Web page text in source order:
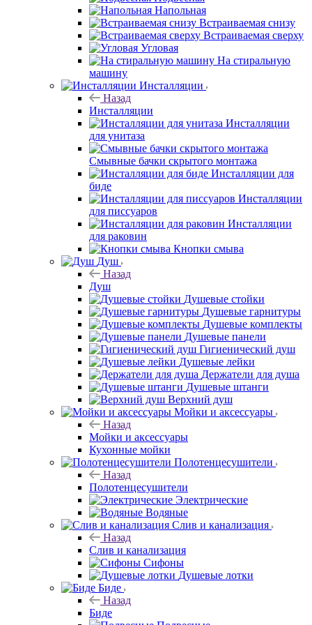
Напольная
Встраиваемая снизу
Встраиваемая сверху
Угловая
На стиральную
машину
Инсталляции
Назад
Инсталляции
Инсталляции
для унитаза
Смывные бачки скрытого монтажа
Инсталляции для
биде
Инсталляции
для писсуаров
Инсталляции
для раковин
Кнопки смыва
Душ
Назад
Душ
Душевые стойки
Душевые гарнитуры
Душевые комплекты
Душевые панели
Гигиенический душ
Душевые лейки
Держатели для душа
Душевые штанги
Верхний душ
Мойки и аксессуары
Назад
Мойки и аксессуары
Кухонные мойки
Полотенцесушители
Назад
Полотенцесушители
Электрические
Водяные
Слив и канализация
Назад
Слив и канализация
Сифоны
Душевые лотки
Биде
Назад
Биде